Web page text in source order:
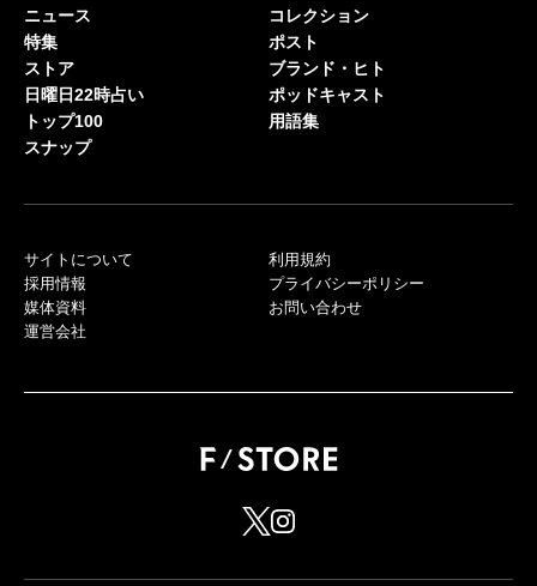
ニュース
特集
ストア
日曜日22時占い
トップ100
スナップ
コレクション
ポスト
ブランド・ヒト
ポッドキャスト
用語集
サイトについて
採用情報
媒体資料
運営会社
利用規約
プライバシーポリシー
お問い合わせ